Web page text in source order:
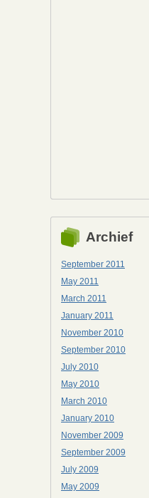
Archief
September 2011
May 2011
March 2011
January 2011
November 2010
September 2010
July 2010
May 2010
March 2010
January 2010
November 2009
September 2009
July 2009
May 2009